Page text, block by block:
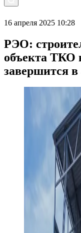
16 апреля 2025 10:28
РЭО:
объекта ТКО
завершится в